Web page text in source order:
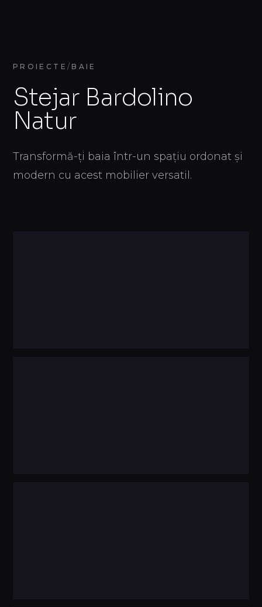
PROIECTE / BAIE
Stejar Bardolino
Natur
Transformă-ți baia într-un spațiu ordonat și
modern cu acest mobilier versatil.